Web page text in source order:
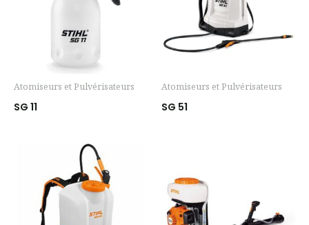
Atomiseurs et Pulvérisateurs
SG 11
Atomiseurs et Pulvérisateurs
SG 51